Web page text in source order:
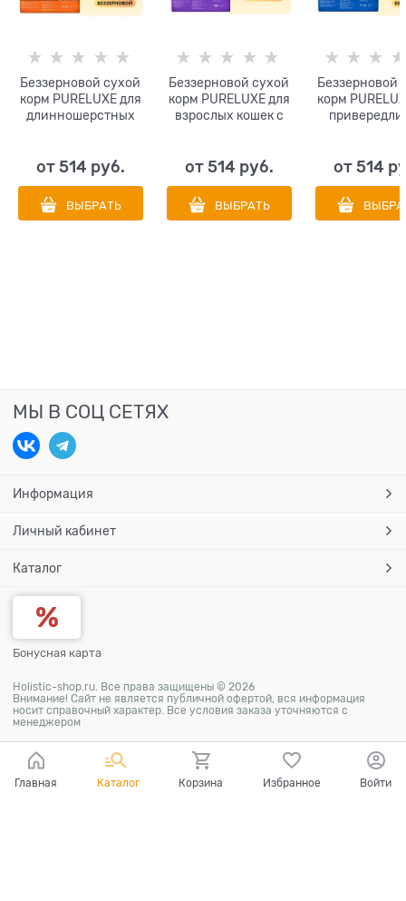
Беззерновой сухой
корм PURELUXE для
длинношерстных
от 514 руб.
ВЫБРАТЬ
Беззерновой сухой
корм PURELUXE для
взрослых кошек с
от 514 руб.
ВЫБРАТЬ
Беззерновой
корм
от 514
МЫ В СОЦ СЕТЯХ
Информация
Личный кабинет
Каталог
Бонусная карта
Holistic-shop.ru. Все права защищены © 2026
Внимание! Сайт не является публичной офертой, вся информация
носит справочный характер. Все условия заказа уточняются с
менеджером
Главная Каталог Корзина Избранное Войти